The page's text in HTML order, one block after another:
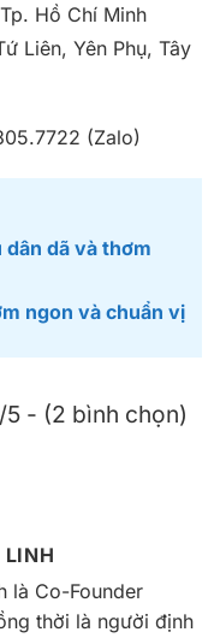
Hồ Chí Minh
Liên, Yên Phụ, Tây
(Zalo)
dân dã và thơm
ngon và chuẩn vị
5 - (2 bình chọn)
là Co-Founder
thời là người định